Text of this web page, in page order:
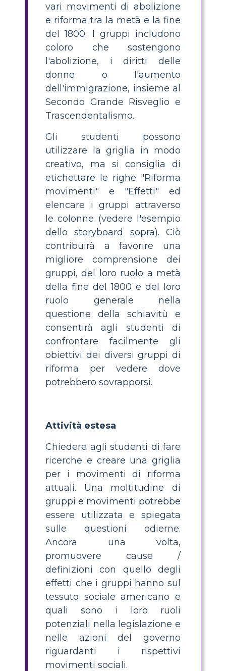
vari movimenti di abolizione
e riforma tra la metà e la fine
del 1800. I gruppi includono
coloro che sostengono
l'abolizione, i diritti delle
donne o l'aumento
dell'immigrazione, insieme al
Secondo Grande Risveglio e
Trascendentalismo.
Gli studenti possono
utilizzare la griglia in modo
creativo, ma si consiglia di
etichettare le righe "Riforma
movimenti" e "Effetti" ed
elencare i gruppi attraverso
le colonne (vedere l'esempio
dello storyboard sopra). Ciò
contribuirà a favorire una
migliore comprensione dei
gruppi, del loro ruolo a metà
della fine del 1800 e del loro
ruolo generale nella
questione della schiavitù e
consentirà agli studenti di
confrontare facilmente gli
obiettivi dei diversi gruppi di
riforma per vedere dove
potrebbero sovrapporsi.
Attività estesa
Chiedere agli studenti di fare
ricerche e creare una griglia
per i movimenti di riforma
attuali. Una moltitudine di
gruppi e movimenti potrebbe
essere utilizzata e spiegata
sulle questioni odierne.
Ancora una volta,
promuovere cause /
definizioni con quello degli
effetti che i gruppi hanno sul
tessuto sociale americano e
quali sono i loro ruoli
potenziali nella legislazione e
nelle azioni del governo
riguardanti i rispettivi
movimenti sociali.